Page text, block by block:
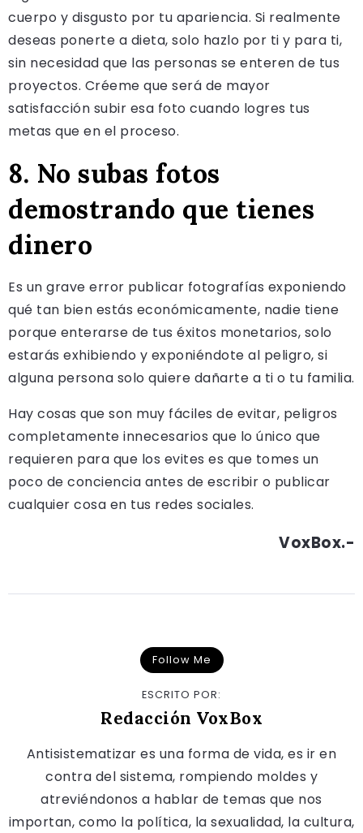
cuerpo y disgusto por tu apariencia. Si realmente
deseas ponerte a dieta, solo hazlo por ti y para ti,
sin necesidad que las personas se enteren de tus
proyectos. Créeme que será de mayor
satisfacción subir esa foto cuando logres tus
metas que en el proceso.
8. No subas fotos
demostrando que tienes
dinero
Es un grave error publicar fotografías exponiendo
qué tan bien estás económicamente, nadie tiene
porque enterarse de tus éxitos monetarios, solo
estarás exhibiendo y exponiéndote al peligro, si
alguna persona solo quiere dañarte a ti o tu familia.
Hay cosas que son muy fáciles de evitar, peligros
completamente innecesarios que lo único que
requieren para que los evites es que tomes un
poco de conciencia antes de escribir o publicar
cualquier cosa en tus redes sociales.
VoxBox.-
Follow Me
ESCRITO POR:
Redacción VoxBox
Antisistematizar es una forma de vida, es ir en
contra del sistema, rompiendo moldes y
atreviéndonos a hablar de temas que nos
importan, como la política, la sexualidad, la cultura,